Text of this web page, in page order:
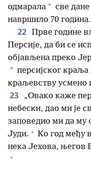
одмарала * све дане
навршило 70 година.
22 Прве године
Персије, да би се
објављена преко
* персијског
краљевству усмено
23
„Овако каже
небески, дао ми је
заповедио ми да му
Јуди. + Ко год међу
нека Јехова, његов
+